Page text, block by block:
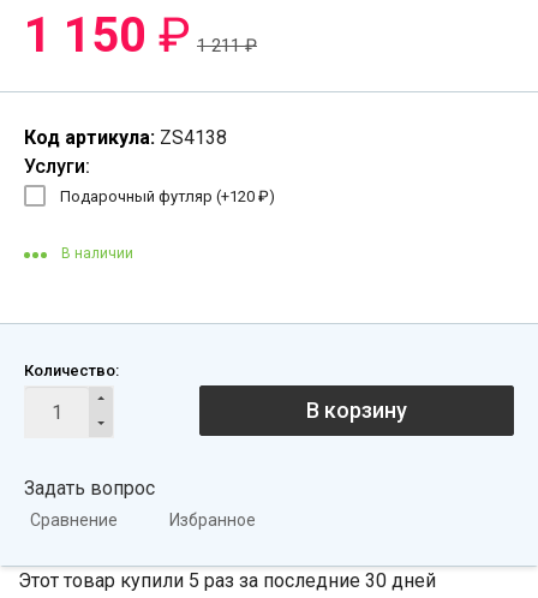
1 150 ₽ 1 211₽
Код артикула: ZS4138
Услуги:
Подарочный футляр (+120 ₽)
В наличии
Количество:
В корзину
Задать вопрос
Сравнение Избранное
Этот товар купили 5 раз за последние 30 дней